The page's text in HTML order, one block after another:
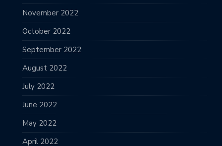
November 2022
October 2022
September 2022
August 2022
July 2022
June 2022
May 2022
April 2022